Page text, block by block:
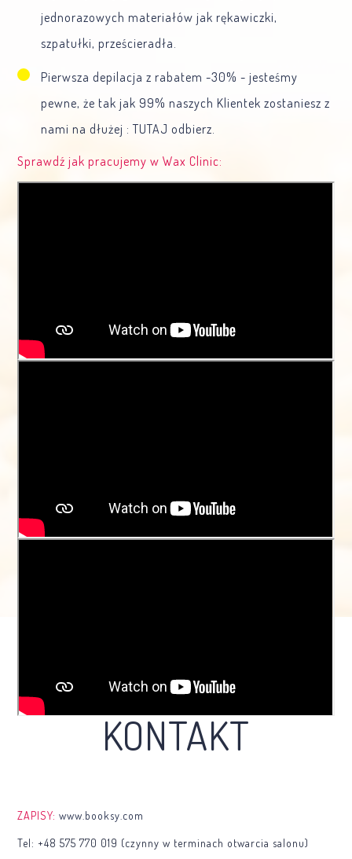
jednorazowych materiałów jak rękawiczki,
szpatułki, prześcieradła.
Pierwsza depilacja z rabatem -30% - jesteśmy
pewne, że tak jak 99% naszych Klientek zostaniesz z
nami na dłużej :TUTAJ odbierz.
Sprawdź jak pracujemy w Wax Clinic:
KONTAKT
ZAPISY:www.booksy.com
Tel: +48 575 770 019 (czynny w terminach otwarcia salonu)